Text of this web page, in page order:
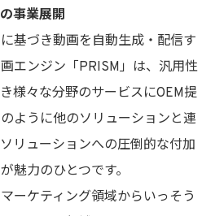
事業展開
基づき動画を自動生成・配信す
エンジン「PRISM」は、汎用性
様々な分野のサービスにOEM提
ように他のソリューションと連
リューションへの圧倒的な付加
魅力のひとつです。
ーケティング領域からいっそう